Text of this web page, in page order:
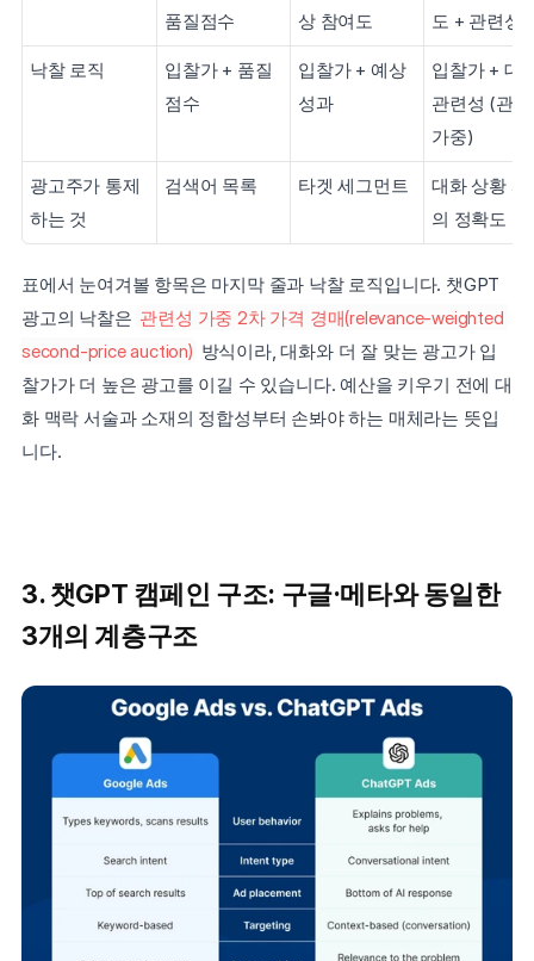
품질점수
상 참여도
도 + 관련성
낙찰 로직
입찰가 + 품질
점수
입찰가 + 예상
성과
입찰가 + 대
관련성 (관
가중)
광고주가 통제
하는 것
검색어 목록 타겟 세그먼트
대화 상황 서
의 정확도
표에서 눈여겨볼 항목은 마지막 줄과 낙찰 로직입니다. 챗GPT
광고의 낙찰은 관련성 가중 2차 가격 경매(relevance-weighted
second-price auction) 방식이라, 대화와 더 잘 맞는 광고가 입
찰가가 더 높은 광고를 이길 수 있습니다. 예산을 키우기 전에 대
화 맥락 서술과 소재의 정합성부터 손봐야 하는 매체라는 뜻입
니다.
3. 챗GPT 캠페인 구조: 구글·메타와 동일한
3개의 계층구조